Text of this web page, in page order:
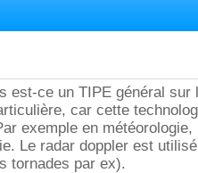
est-ce un TIPE général sur
car cette
exemple en météorologie,
Le radar doppler est
tornades par ex).